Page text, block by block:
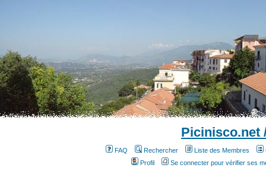
Picinisco.net
FAQ Rechercher Liste des Membres
Profil
Se connecter pour vérifier ses